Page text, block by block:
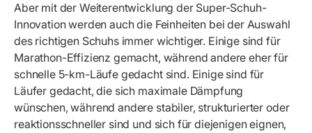
Aber mit der Weiterentwicklung der Super-Schuh-
Innovation werden auch die Feinheiten bei der Auswahl
des richtigen Schuhs immer wichtiger. Einige sind für
Marathon-Effizienz gemacht, während andere eher für
schnelle 5-km-Läufe gedacht sind. Einige sind für
Läufer gedacht, die sich maximale Dämpfung
wünschen, während andere stabiler, strukturierter oder
reaktionsschneller sind und sich für diejenigen eignen,